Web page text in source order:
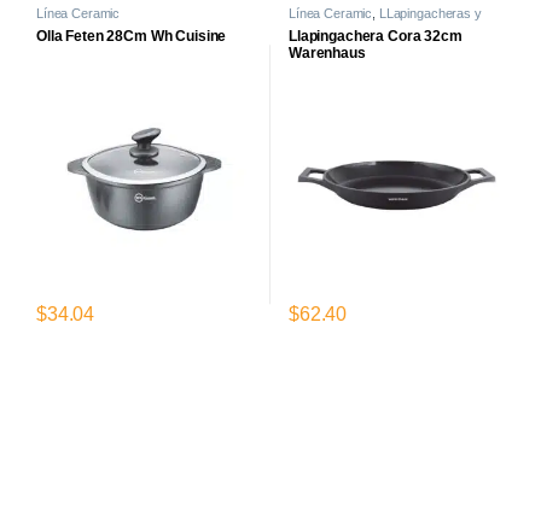
Línea Ceramic
Olla Feten 28Cm Wh Cuisine
$34.04
Línea Ceramic
LLapingacheras y
Llapingachera Cora 32cm
Warenhaus
$62.40